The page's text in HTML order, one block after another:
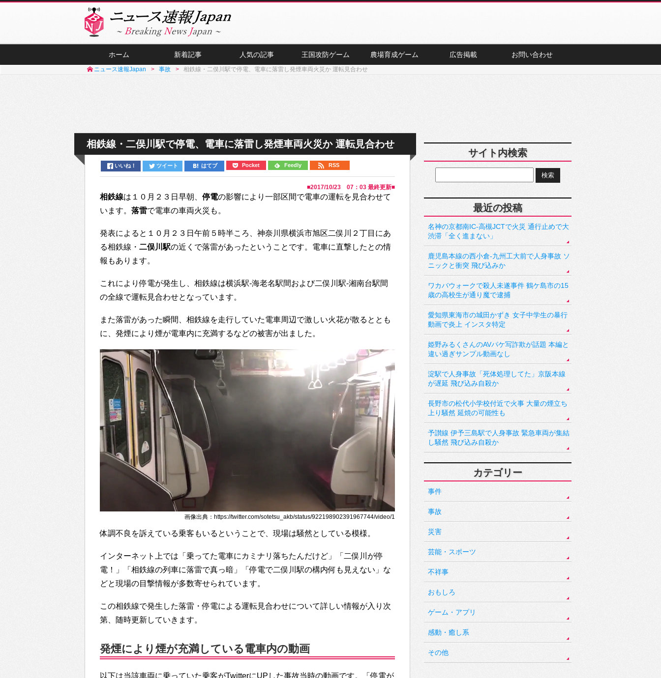
ホーム 新着記事 人気の記事 王国攻防ゲーム 農場育成ゲーム 広告掲載 お問い合わせ
ニュース速報Japan 事故 相鉄線・二俣川駅で停電、電車に落雷し発煙車両火災か 運転見合わせ
相鉄線・二俣川駅で停電、電車に落雷し発煙車両火災か 運転見合わせ
いいね！ ツイート はてブ Pocket Feedly RSS
■2017/10/23 07：03 最終更新■
相鉄線は１０月２３日早朝、 停電の影響により一部区間で電車の運転を見合わせて
います。 落雷で電車の車両火災も。
発表によると１０月２３日午前５時半ころ、神奈川県横浜市旭区二俣川２丁目にあ
る相鉄線・ 二俣川駅の近くで落雷があったということです。電車に直撃したとの情
報もあります。
これにより停電が発生し、相鉄線は横浜駅-海老名駅間および二俣川駅-湘南台駅間
の全線で運転見合わせとなっています。
また落雷があった瞬間、相鉄線を走行していた電車周辺で激しい火花が散るととも
に、発煙により煙が電車内に充満するなどの被害が出ました。
画像出典：https://twitter.com/sotetsu_akb/status/922198902391967744/video/1
体調不良を訴えている乗客もいるということで、現場は騒然としている模様。
インターネット上では「乗ってた電車にカミナリ落ちたんだけど」「二俣川が停
電！」「相鉄線の列車に落雷で真っ暗」「停電で二俣川駅の構内何も見えない」な
どと現場の目撃情報が多数寄せられています。
この相鉄線で発生した落雷・停電による運転見合わせについて詳しい情報が入り次
第、随時更新していきます。
発煙により煙が充満している電車内の動画
以下は当該車両に乗っていた乗客がTwitterにUPした事故当時の動画です。「停電が
サイト内検索
最近の投稿
名神の京都南IC-高槻JCTで火災 通行止めで大
渋滞「全く進まない」
鹿児島本線の西小倉-九州工大前で人身事故 ソ
ニックと衝突 飛び込みか
ワカバウォークで殺人未遂事件 鶴ケ島市の15
歳の高校生が通り魔で逮捕
愛知県東海市の城田かずき 女子中学生の暴行
動画で炎上 インスタ特定
姫野みるくさんのAVパケ写詐欺が話題 本編と
違い過ぎサンプル動画なし
淀駅で人身事故「死体処理してた」京阪本線
が遅延 飛び込み自殺か
長野市の松代小学校付近で火事 大量の煙立ち
上り騒然 延焼の可能性も
予讃線 伊予三島駅で人身事故 緊急車両が集結
し騒然 飛び込み自殺か
カテゴリー
事件
事故
災害
芸能・スポーツ
不祥事
おもしろ
ゲーム・アプリ
感動・癒し系
その他